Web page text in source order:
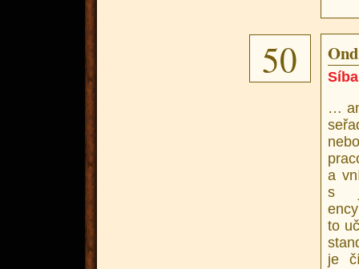
50
Síba
…
a
s
to
je